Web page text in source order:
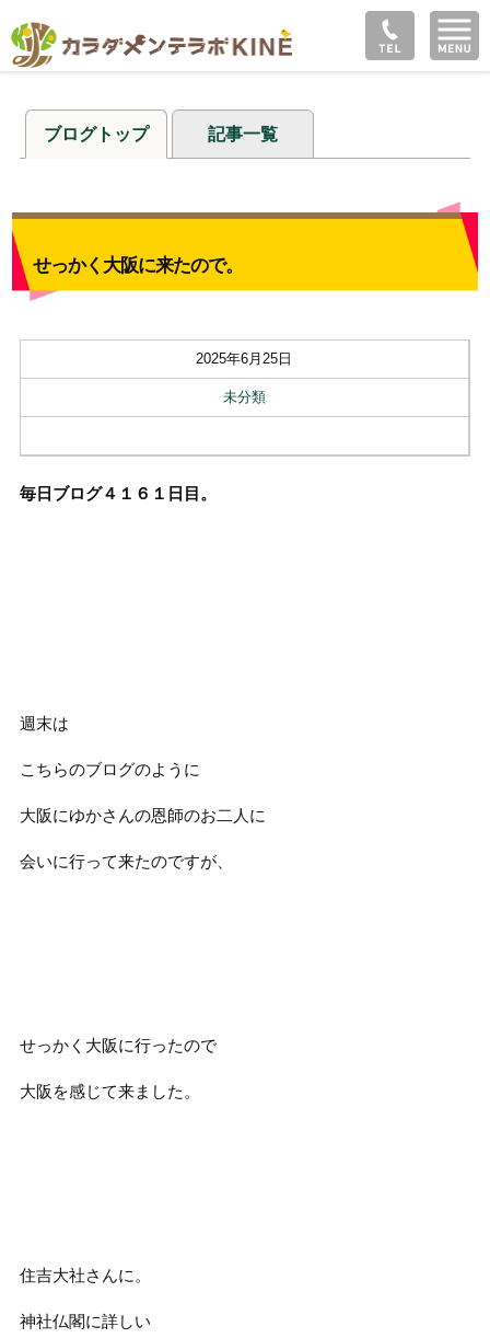
ブログトップ 記事一覧
せっかく大阪に来たので。
2025年6月25日
未分類
毎日ブログ４１６１日目。
週末は
こちらのブログのように
大阪にゆかさんの恩師のお二人に
会いに行って来たのですが、
せっかく大阪に行ったので
大阪を感じて来ました。
住吉大社さんに。
神社仏閣に詳しい